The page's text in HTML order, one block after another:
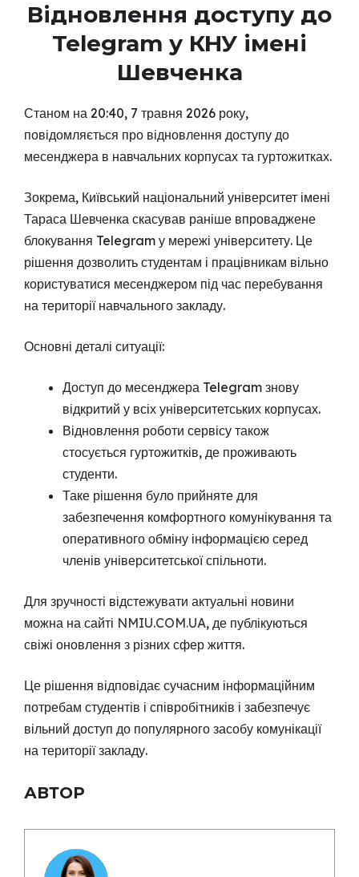
Відновлення доступу до
Telegram у КНУ імені
Шевченка
Станом на 20:40, 7 травня 2026 року,
повідомляється про відновлення доступу до
месенджера в навчальних корпусах та гуртожитках.
Зокрема, Київський національний університет імені
Тараса Шевченка скасував раніше впроваджене
блокування Telegram у мережі університету. Це
рішення дозволить студентам і працівникам вільно
користуватися месенджером під час перебування
на території навчального закладу.
Основні деталі ситуації:
Доступ до месенджера Telegram знову
відкритий у всіх університетських корпусах.
Відновлення роботи сервісу також
стосується гуртожитків, де проживають
студенти.
Таке рішення було прийняте для
забезпечення комфортного комунікування та
оперативного обміну інформацією серед
членів університетської спільноти.
Для зручності відстежувати актуальні новини
можна на сайті NMIU.COM.UA, де публікуються
свіжі оновлення з різних сфер життя.
Це рішення відповідає сучасним інформаційним
потребам студентів і співробітників і забезпечує
вільний доступ до популярного засобу комунікації
на території закладу.
АВТОР